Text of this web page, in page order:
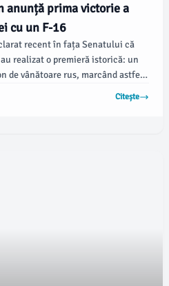
anunță prima victorie a
cu un F-16
recent în fața Senatului că
realizat o premieră istorică: un
de vânătoare rus, marcând astfel
tip de aeronavă. Caine a subliniat
apărării, evidențiind sprijinul
Citește